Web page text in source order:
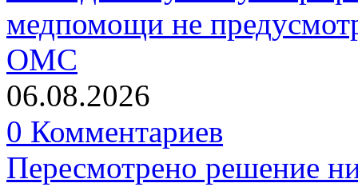
медпомощи не
ОМС
06.08.2026
0 Комментариев
Пересмотрено решение